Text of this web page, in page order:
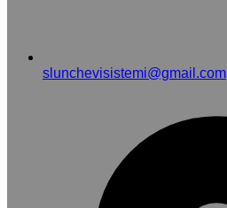
slunchevisistemi@gmail.com